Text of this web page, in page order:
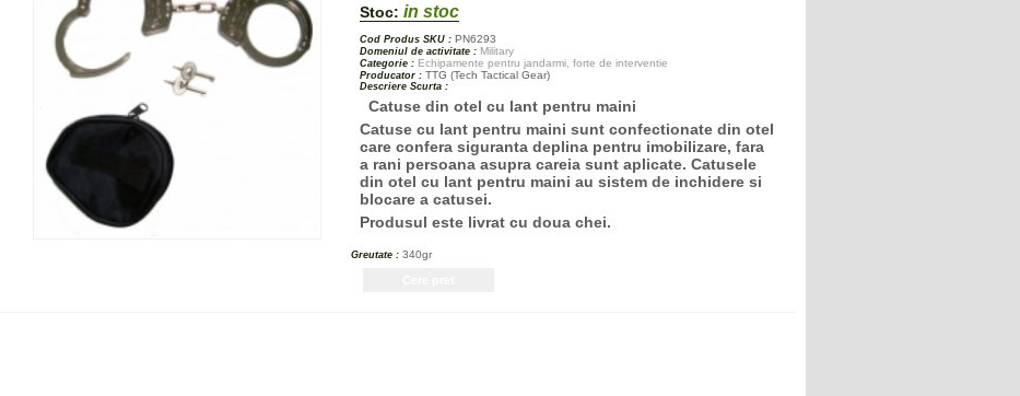
Stoc: in stoc
Cod Produs SKU : PN6293
Domeniul de activitate : Military
Categorie : Echipamente pentru jandarmi, forte de interventie
Producator : TTG (Tech Tactical Gear)
Descriere Scurta :
Catuse din otel cu lant pentru maini
Catuse cu lant pentru maini sunt confectionate din otel
care confera siguranta deplina pentru imobilizare, fara
a rani persoana asupra careia sunt aplicate. Catusele
din otel cu lant pentru maini au sistem de inchidere si
blocare a catusei.
Produsul este livrat cu doua chei.
Greutate : 340gr